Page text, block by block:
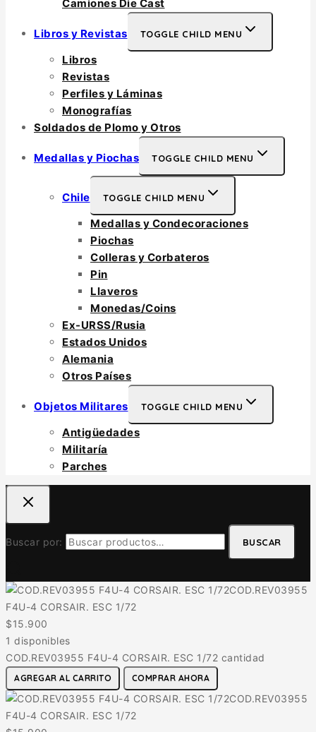
Camiones Die Cast
Libros y Revistas TOGGLE CHILD MENU
Libros
Revistas
Perfiles y Láminas
Monografías
Soldados de Plomo y Otros
Medallas y Piochas TOGGLE CHILD MENU
Chile TOGGLE CHILD MENU
Medallas y Condecoraciones
Piochas
Colleras y Corbateros
Pin
Llaveros
Monedas/Coins
Ex-URSS/Rusia
Estados Unidos
Alemania
Otros Países
Objetos Militares TOGGLE CHILD MENU
Antigüedades
Militaría
Parches
Buscar por: BUSCAR
COD.REV03955
F4U-4 CORSAIR. ESC 1/72
$15.900
1 disponibles
COD.REV03955 F4U-4 CORSAIR. ESC 1/72 cantidad
AGREGAR AL CARRITO COMPRAR AHORA
COD.REV03955
F4U-4 CORSAIR. ESC 1/72